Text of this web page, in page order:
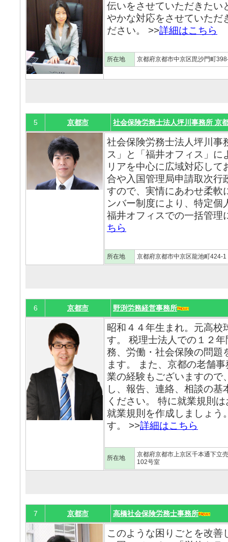
伝いをさせていただきたい
やかな対応をさせていただ
ださい。 >>詳細はこちら
所在地 京都府京都市中京区毘沙門町
5 京都市 社会保険労務士法人坪川事務所 京
社会保険労務士法人坪川事
ス」と「福井オフィス」
リアを中心に広域対応し
合や入国管理局申請取次行
すので、実情にあわせ柔軟
ンバー制度により、特定個
福井オフィスでの一括管理
ちら
所在地 京都府京都市中京区龍池町424-
6 京都市 野渕労務経営事務所
昭和４４年生まれ。元高校
す。 税理士法人での１２
務、労働・社会保険の問題
ます。 また、京都の老舗
業の経験もございますので
し、報告、連絡、相談の
ください。 特に就業規則
就業規則を作成しましょう
す。 >>詳細はこちら
所在地
京都府京都市上京区千本通下立
102号室
7 京都市 高橋社会保険労務士事務所
このような困りごとを改善